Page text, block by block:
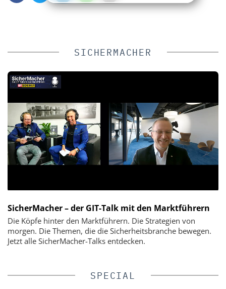
SICHERMACHER
SicherMacher – der GIT-Talk mit den Marktführern
Die Köpfe hinter den Marktführern. Die Strategien von
morgen. Die Themen, die die Sicherheitsbranche bewegen.
Jetzt alle SicherMacher-Talks entdecken.
SPECIAL